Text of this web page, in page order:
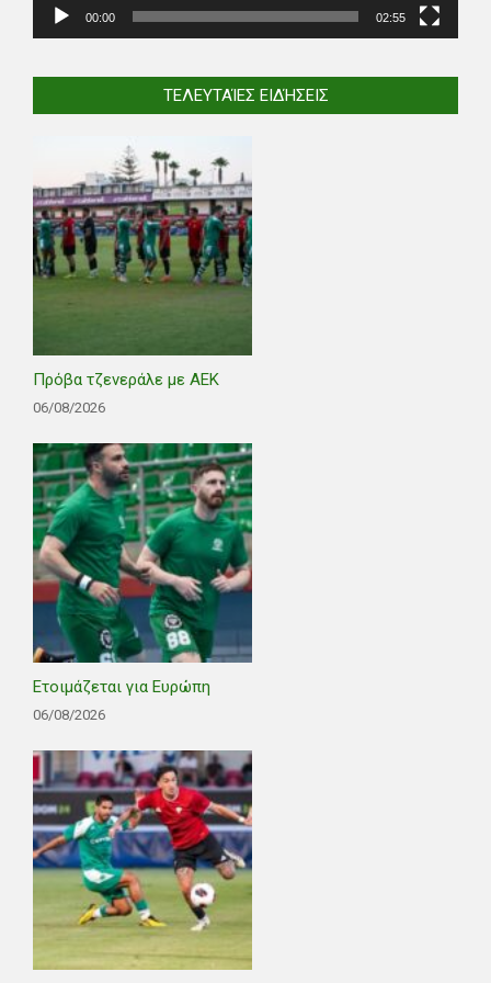
00:00 02:55
ΤΕΛΕΥΤΑΊΕΣ ΕΙΔΉΣΕΙΣ
Πρόβα τζενεράλε με ΑΕΚ
06/08/2026
Ετοιμάζεται για Ευρώπη
06/08/2026